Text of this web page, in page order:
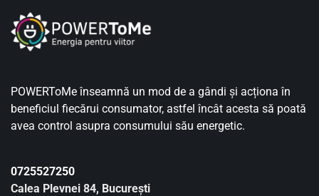
POWERToMe înseamnă un mod de a gândi și acționa în
beneficiul fiecărui consumator, astfel încât acesta să poată
avea control asupra consumului său energetic.
0725527250
Calea Plevnei 84, București